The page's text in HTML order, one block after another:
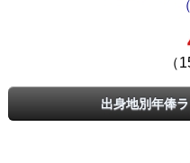
（
出身地別年俸